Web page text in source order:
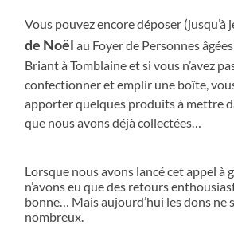
Vous pouvez encore déposer (jusqu’à
de Noëlau Foyer de Personnes
Briant à Tomblaine et si vous n’avez
confectionner et emplir une boîte,
apporter quelques produits à mettre
que nous avons déjà collectées…
Lorsque nous avons lancé cet appel à
n’avons eu que des retours
bonne… Mais aujourd’hui les dons ne
nombreux.